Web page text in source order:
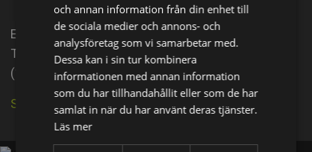
Emmanuelle Meyssignac is an actress, known for
The Hitchhiker (1983), Carmilla: Le coeur pétrifié
(1988) and Le gorille (1990).
Se källa på IMDb
och annan information från din enhet till
de sociala medier och annons- och
analysföretag som vi samarbetar med.
Dessa kan i sin tur kombinera
informationen med annan information
som du har tillhandahållit eller som de har
samlat in när du har använt deras tjänster.
Läs mer